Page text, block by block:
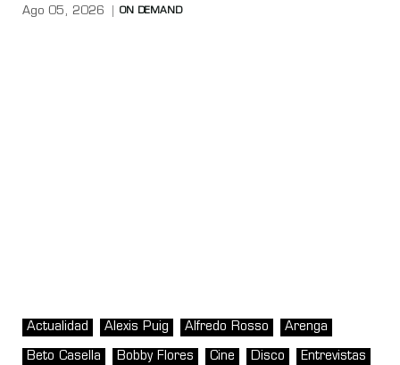
Ago 05, 2026 ON DEMAND
Actualidad Alexis Puig Alfredo Rosso Arenga
Beto Casella Bobby Flores Cine Disco Entrevistas